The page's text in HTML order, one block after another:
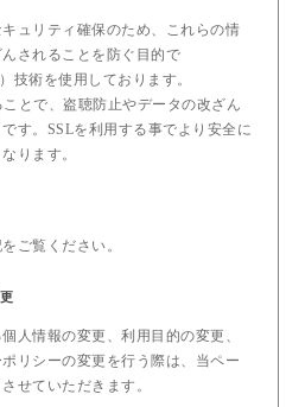
ュリティ確保のため、これらの情
されることを防ぐ目的で
技術を使用しております。
とで、盗聴防止やデータの改ざん
す。SSLを利用する事でより安全に
ります。
ご覧ください。
人情報の変更、利用目的の変更、
リシーの変更を行う際は、当ペー
せていただきます。